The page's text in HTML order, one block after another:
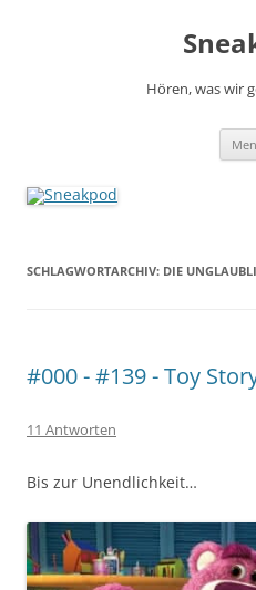
Hören, was wir
SCHLAGWORTARCHIV: DIE
#000 - #139 - Toy
11 Antworten
Bis zur Unendlichkeit…